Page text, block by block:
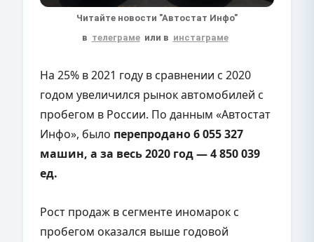
Читайте новости "Автостат Инфо"
в телеграме или в инстаграме
На 25% в 2021 году в сравнении с 2020
годом увеличился рынок автомобилей с
пробегом в России. По данным «Автостат
Инфо», было перепродано 6 055 327
машин, а за весь 2020 год — 4 850 039
ед.
Рост продаж в сегменте иномарок с
пробегом оказался выше годовой